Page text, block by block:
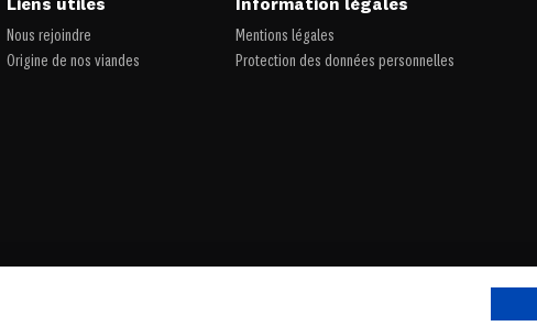
Liens utiles
Nous rejoindre
Origine de nos viandes
Information légales
Mentions légales
Protection des données personnelles